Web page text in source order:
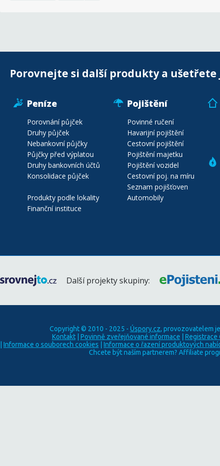
Porovnejte si další produkty a ušetřete
Peníze
Porovnání půjček
Druhy půjček
Nebankovní půjčky
Půjčky před výplatou
Druhy bankovních účtů
Konsolidace půjček
Produkty podle lokality
Finanční instituce
Pojištění
Povinné ručení
Havarijní pojištění
Cestovní pojištění
Pojištění majetku
Pojištění vozidel
Cestovní poj. na míru
Seznam pojišťoven
Automobily
Další projekty skupiny:
Copyright © 2010 - 2025 - Úspory.cz, provozovatelem
Kontakt| Povinně zveřejňované informace
Registrace
Informace o souborech cookies
Informace o řazení produktových
Chcete být naším partnerem? Affiliate